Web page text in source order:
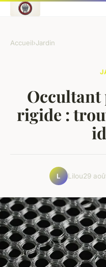
Accueil›Jardin
rigide :
L Lilou29